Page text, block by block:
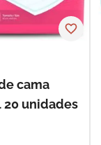
cama
unidades